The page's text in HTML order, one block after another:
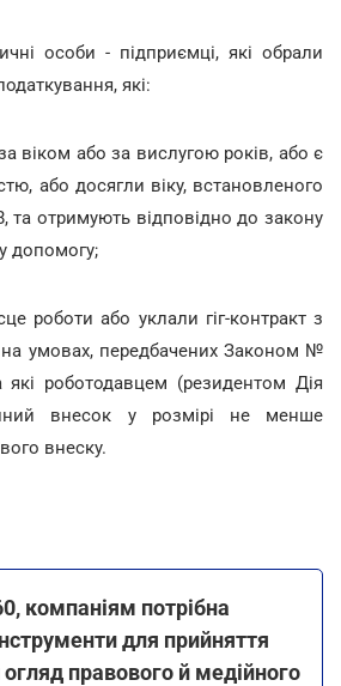
особи - підприємці, які обрали
які:
віком або за вислугою років, або є
або досягли віку, встановленого
та отримують відповідно до закону
допомогу;
роботи або уклали гіг-контракт з
на умовах, передбачених Законом №
які роботодавцем (резидентом Дія
внесок у розмірі не менше
внеску.
компаніям потрібна
для прийняття
правового й медійного